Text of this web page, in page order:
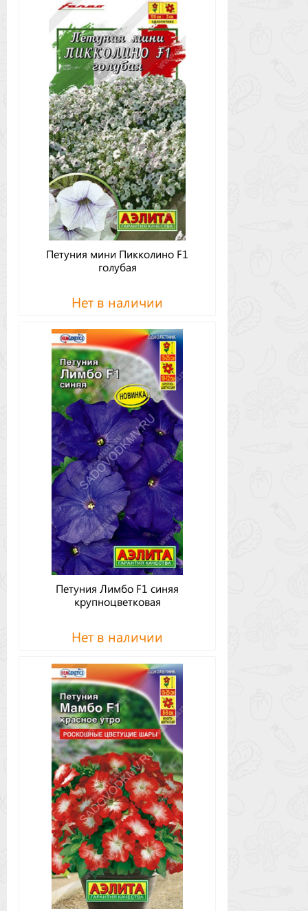
Петуния мини Пикколино F1
голубая
Нет в наличии
Петуния Лимбо F1 синяя
крупноцветковая
Нет в наличии